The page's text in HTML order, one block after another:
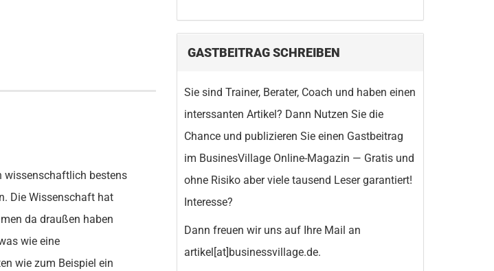
wissenschaftlich bestens
Die Wissenschaft hat
da draußen haben
wie eine
wie zum Beispiel ein
GASTBEITRAG SCHREIBEN
Sie sind Trainer, Berater, Coach und haben einen
interssanten Artikel? Dann Nutzen Sie die
Chance und publizieren Sie einen Gastbeitrag
im BusinesVillage Online-Magazin — Gratis und
ohne Risiko aber viele tausend Leser garantiert!
Interesse?
Dann freuen wir uns auf Ihre Mail an
artikel[at]businessvillage.de.